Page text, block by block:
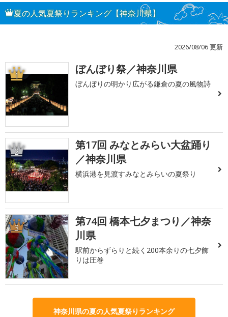
夏の人気夏祭りランキング【神奈川県】
2026/08/06 更新
1 ぼんぼり祭／神奈川県
ぼんぼりの明かり広がる鎌倉の夏の風物詩
2
第17回 みなとみらい大盆踊り
／神奈川県
横浜港を見渡すみなとみらいの夏祭り
3
第74回 橋本七夕まつり／神奈
川県
駅前からずらりと続く200本余りの七夕飾
りは圧巻
神奈川県の夏の人気夏祭りランキング